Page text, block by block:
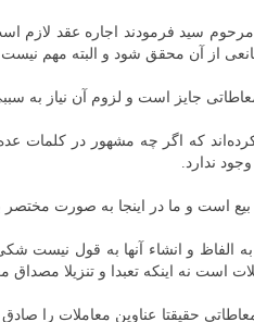
سید فرمودند اجاره عقد لازم
از آن محقق شود و البته مهم
جایز است و لزوم آن نیاز به
که اگر چه مشهور در کلمات
ندارد.
است و ما در اینجا به صورت مختصر
به الفاظ و انشاء آنها به قول
است نه اینکه تعبدا و تنزیلا
حقیقتا عناوین معاملات را